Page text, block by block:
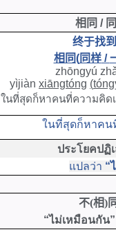
相同 /
终于找
相同(同样/
zhōngyú
yìjiàn xiāngtóng (
ในที่สุดก็หาคนที่ความคิด
ในที่สุดก็หาคน
ประโยคปฏิ
แปลว่า “
不(相)
“ไม่เหมือนกัน”